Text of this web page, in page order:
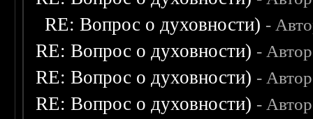
RE: Вопрос о духовности) -
RE: Вопрос о духовности) -
RE: Вопрос о духовности) -
RE: Вопрос о духовности) -